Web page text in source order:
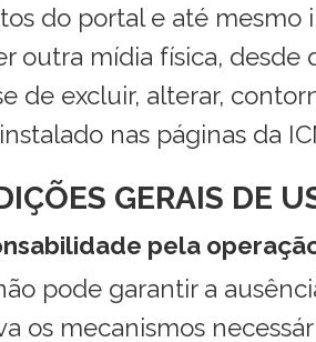
do portal e até mesmo
outra mídia física, desde
de excluir, alterar,
nas páginas da
GERAIS DE
pela
pode garantir a
os mecanismos